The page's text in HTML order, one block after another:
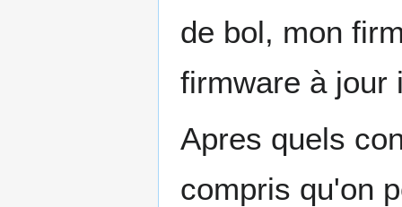
de bol, mon
firmware à jour
Apres quels
compris qu'on